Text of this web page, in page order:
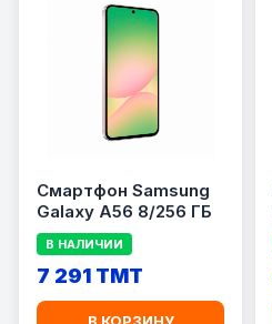
Смартфон Samsung
Galaxy A56 8/256 ГБ
В НАЛИЧИИ
7 291 TMT